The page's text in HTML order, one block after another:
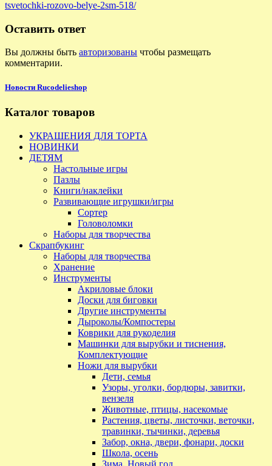
tsvetochki-rozovo-belye-2sm-518/
Оставить ответ
Вы должны быть авторизованы чтобы размещать
комментарии.
Новости Rucodelieshop
Каталог товаров
УКРАШЕНИЯ ДЛЯ ТОРТА
НОВИНКИ
ДЕТЯМ
Настольные игры
Пазлы
Книги/наклейки
Развивающие игрушки/игры
Сортер
Головоломки
Наборы для творчества
Скрапбукинг
Наборы для творчества
Хранение
Инструменты
Акриловые блоки
Доски для биговки
Другие инструменты
Дыроколы/Компостеры
Коврики для рукоделия
Машинки для вырубки и тиснения,
Комплектующие
Ножи для вырубки
Дети, семья
Узоры, уголки, бордюры, завитки,
вензеля
Животные, птицы, насекомые
Растения, цветы, листочки, веточки,
травинки, тычинки, деревья
Забор, окна, двери, фонари, доски
Школа, осень
Зима, Новый год